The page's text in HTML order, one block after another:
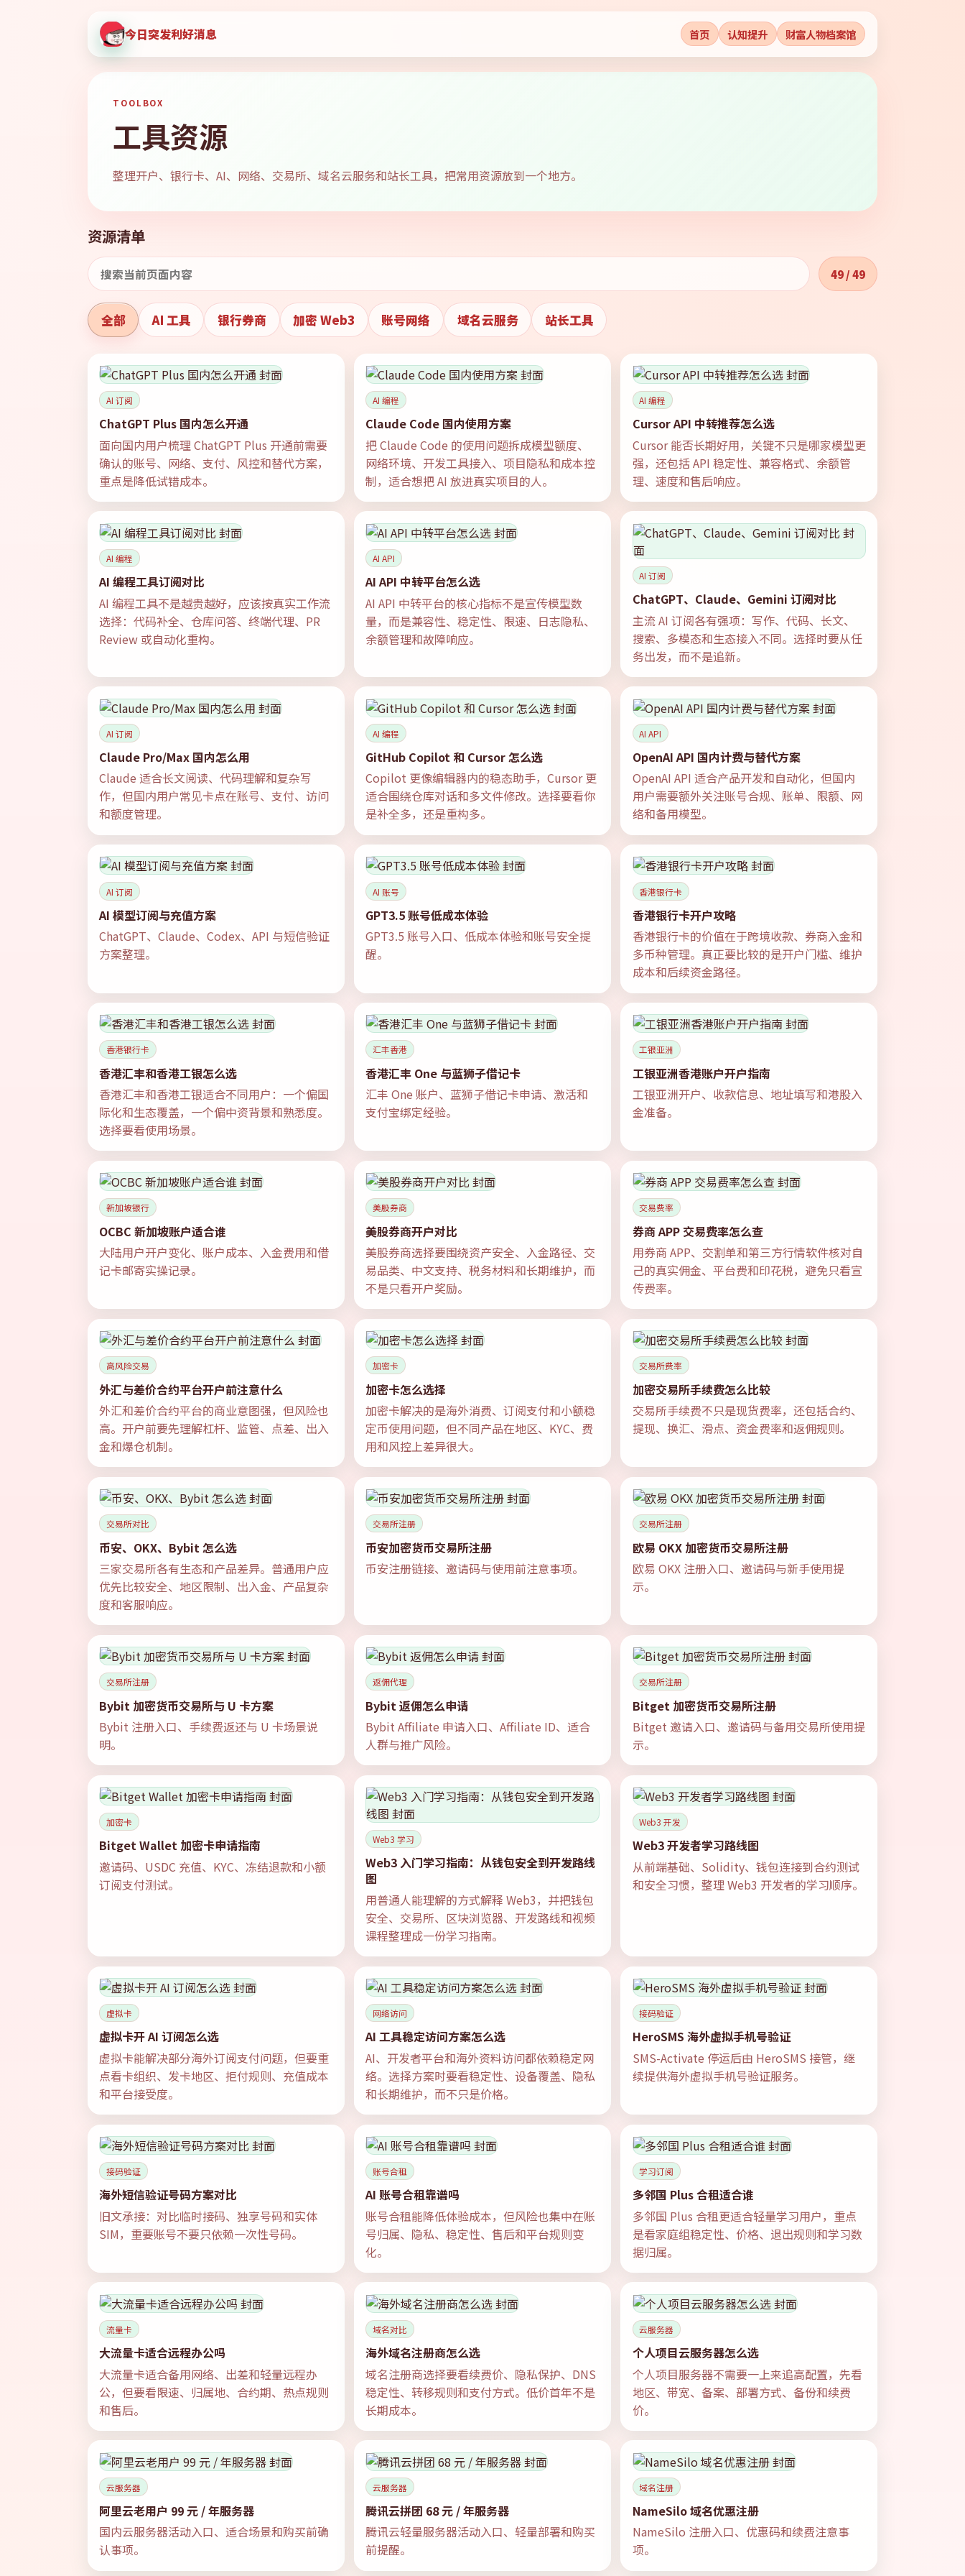
今日突发利好消息 首页 认知提升 财富人物档案馆
TOOLBOX
工具资源
整理开户、银行卡、AI、网络、交易所、域名云服务和站长工具，把常用资源放到一个地方。
资源清单
49 / 49
全部 AI 工具 银行券商 加密 Web3 账号网络 域名云服务 站长工具
AI 订阅
ChatGPT Plus 国内怎么开通
面向国内用户梳理 ChatGPT Plus 开通前需要
确认的账号、网络、支付、风控和替代方案，
重点是降低试错成本。
AI 编程
Claude Code 国内使用方案
把 Claude Code 的使用问题拆成模型额度、
网络环境、开发工具接入、项目隐私和成本控
制，适合想把 AI 放进真实项目的人。
AI 编程
Cursor API 中转推荐怎么选
Cursor 能否长期好用，关键不只是哪家模型更
强，还包括 API 稳定性、兼容格式、余额管
理、速度和售后响应。
AI 编程
AI 编程工具订阅对比
AI 编程工具不是越贵越好，应该按真实工作流
选择：代码补全、仓库问答、终端代理、PR
Review 或自动化重构。
AI API
AI API 中转平台怎么选
AI API 中转平台的核心指标不是宣传模型数
量，而是兼容性、稳定性、限速、日志隐私、
余额管理和故障响应。
AI 订阅
ChatGPT、Claude、Gemini 订阅对比
主流 AI 订阅各有强项：写作、代码、长文、
搜索、多模态和生态接入不同。选择时要从任
务出发，而不是追新。
AI 订阅
Claude Pro/Max 国内怎么用
Claude 适合长文阅读、代码理解和复杂写
作，但国内用户常见卡点在账号、支付、访问
和额度管理。
AI 编程
GitHub Copilot 和 Cursor 怎么选
Copilot 更像编辑器内的稳态助手，Cursor 更
适合围绕仓库对话和多文件修改。选择要看你
是补全多，还是重构多。
AI API
OpenAI API 国内计费与替代方案
OpenAI API 适合产品开发和自动化，但国内
用户需要额外关注账号合规、账单、限额、网
络和备用模型。
AI 订阅
AI 模型订阅与充值方案
ChatGPT、Claude、Codex、API 与短信验证
方案整理。
AI 账号
GPT3.5 账号低成本体验
GPT3.5 账号入口、低成本体验和账号安全提
醒。
香港银行卡
香港银行卡开户攻略
香港银行卡的价值在于跨境收款、券商入金和
多币种管理。真正要比较的是开户门槛、维护
成本和后续资金路径。
香港银行卡
香港汇丰和香港工银怎么选
香港汇丰和香港工银适合不同用户：一个偏国
际化和生态覆盖，一个偏中资背景和熟悉度。
选择要看使用场景。
汇丰香港
香港汇丰 One 与蓝狮子借记卡
汇丰 One 账户、蓝狮子借记卡申请、激活和
支付宝绑定经验。
工银亚洲
工银亚洲香港账户开户指南
工银亚洲开户、收款信息、地址填写和港股入
金准备。
新加坡银行
OCBC 新加坡账户适合谁
大陆用户开户变化、账户成本、入金费用和借
记卡邮寄实操记录。
美股券商
美股券商开户对比
美股券商选择要围绕资产安全、入金路径、交
易品类、中文支持、税务材料和长期维护，而
不是只看开户奖励。
交易费率
券商 APP 交易费率怎么查
用券商 APP、交割单和第三方行情软件核对自
己的真实佣金、平台费和印花税，避免只看宣
传费率。
高风险交易
外汇与差价合约平台开户前注意什么
外汇和差价合约平台的商业意图强，但风险也
高。开户前要先理解杠杆、监管、点差、出入
金和爆仓机制。
加密卡
加密卡怎么选择
加密卡解决的是海外消费、订阅支付和小额稳
定币使用问题，但不同产品在地区、KYC、费
用和风控上差异很大。
交易所费率
加密交易所手续费怎么比较
交易所手续费不只是现货费率，还包括合约、
提现、换汇、滑点、资金费率和返佣规则。
交易所对比
币安、OKX、Bybit 怎么选
三家交易所各有生态和产品差异。普通用户应
优先比较安全、地区限制、出入金、产品复杂
度和客服响应。
交易所注册
币安加密货币交易所注册
币安注册链接、邀请码与使用前注意事项。
交易所注册
欧易 OKX 加密货币交易所注册
欧易 OKX 注册入口、邀请码与新手使用提
示。
交易所注册
Bybit 加密货币交易所与 U 卡方案
Bybit 注册入口、手续费返还与 U 卡场景说
明。
返佣代理
Bybit 返佣怎么申请
Bybit Affiliate 申请入口、Affiliate ID、适合
人群与推广风险。
交易所注册
Bitget 加密货币交易所注册
Bitget 邀请入口、邀请码与备用交易所使用提
示。
加密卡
Bitget Wallet 加密卡申请指南
邀请码、USDC 充值、KYC、冻结退款和小额
订阅支付测试。
Web3 学习
Web3 入门学习指南：从钱包安全到开发路线
图
用普通人能理解的方式解释 Web3，并把钱包
安全、交易所、区块浏览器、开发路线和视频
课程整理成一份学习指南。
Web3 开发
Web3 开发者学习路线图
从前端基础、Solidity、钱包连接到合约测试
和安全习惯，整理 Web3 开发者的学习顺序。
虚拟卡
虚拟卡开 AI 订阅怎么选
虚拟卡能解决部分海外订阅支付问题，但要重
点看卡组织、发卡地区、拒付规则、充值成本
和平台接受度。
网络访问
AI 工具稳定访问方案怎么选
AI、开发者平台和海外资料访问都依赖稳定网
络。选择方案时要看稳定性、设备覆盖、隐私
和长期维护，而不只是价格。
接码验证
HeroSMS 海外虚拟手机号验证
SMS-Activate 停运后由 HeroSMS 接管，继
续提供海外虚拟手机号验证服务。
接码验证
海外短信验证号码方案对比
旧文承接：对比临时接码、独享号码和实体
SIM，重要账号不要只依赖一次性号码。
账号合租
AI 账号合租靠谱吗
账号合租能降低体验成本，但风险也集中在账
号归属、隐私、稳定性、售后和平台规则变
化。
学习订阅
多邻国 Plus 合租适合谁
多邻国 Plus 合租更适合轻量学习用户，重点
是看家庭组稳定性、价格、退出规则和学习数
据归属。
流量卡
大流量卡适合远程办公吗
大流量卡适合备用网络、出差和轻量远程办
公，但要看限速、归属地、合约期、热点规则
和售后。
域名对比
海外域名注册商怎么选
域名注册商选择要看续费价、隐私保护、DNS
稳定性、转移规则和支付方式。低价首年不是
长期成本。
云服务器
个人项目云服务器怎么选
个人项目服务器不需要一上来追高配置，先看
地区、带宽、备案、部署方式、备份和续费
价。
云服务器
阿里云老用户 99 元 / 年服务器
国内云服务器活动入口、适合场景和购买前确
认事项。
云服务器
腾讯云拼团 68 元 / 年服务器
腾讯云轻量服务器活动入口、轻量部署和购买
前提醒。
域名注册
NameSilo 域名优惠注册
NameSilo 注册入口、优惠码和续费注意事
项。